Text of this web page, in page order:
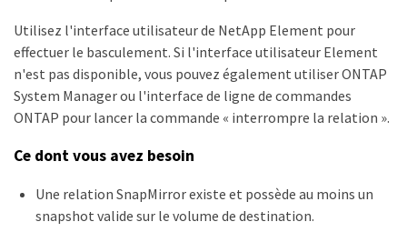
Utilisez l'interface utilisateur de NetApp Element pour
effectuer le basculement. Si l'interface utilisateur Element
n'est pas disponible, vous pouvez également utiliser ONTAP
System Manager ou l'interface de ligne de commandes
ONTAP pour lancer la commande « interrompre la relation ».
Ce dont vous avez besoin
Une relation SnapMirror existe et possède au moins un
snapshot valide sur le volume de destination.